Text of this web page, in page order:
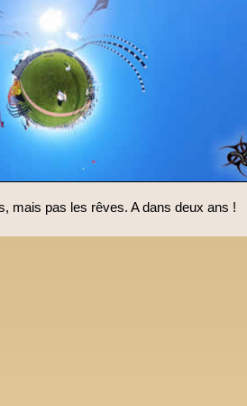
mais pas les rêves. A dans deux ans !